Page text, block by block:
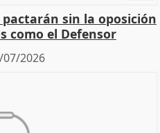
pactarán sin la oposición
como el Defensor
07/2026